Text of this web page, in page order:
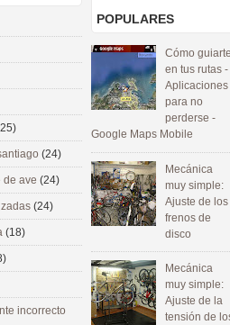
POPULARES
Cómo guiarte
en tus rutas -
Aplicaciones
para no
perderse -
Google Maps Mobile
Mecánica
muy simple:
Ajuste de los
frenos de
disco
Mecánica
muy simple:
Ajuste de la
tensión de
(24)
de ave (24)
(24)
(18)
incorrecto